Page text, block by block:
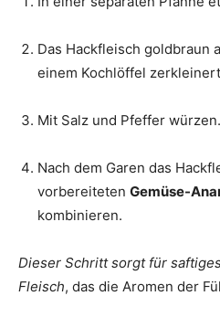
Das Hackfleisch goldbraun
einem Kochlöffel
Mit Salz und Pfeffer würzen.
Nach dem Garen das
vorbereiteten Gemüse-
kombinieren.
Dieser Schritt sorgt für
Fleisch, das die Aromen der